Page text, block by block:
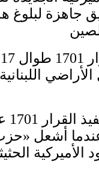
الأراضي
من فضة،